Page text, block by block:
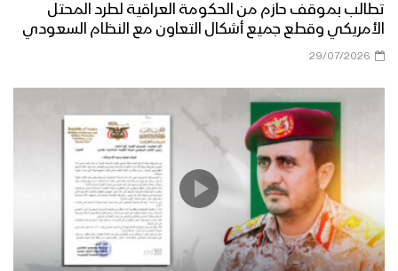
تطالب بموقف حازم من الحكومة العراقية لطرد المحتل
الأمريكي وقطع جميع أشكال التعاون مع النظام السعودي
29/07/2026